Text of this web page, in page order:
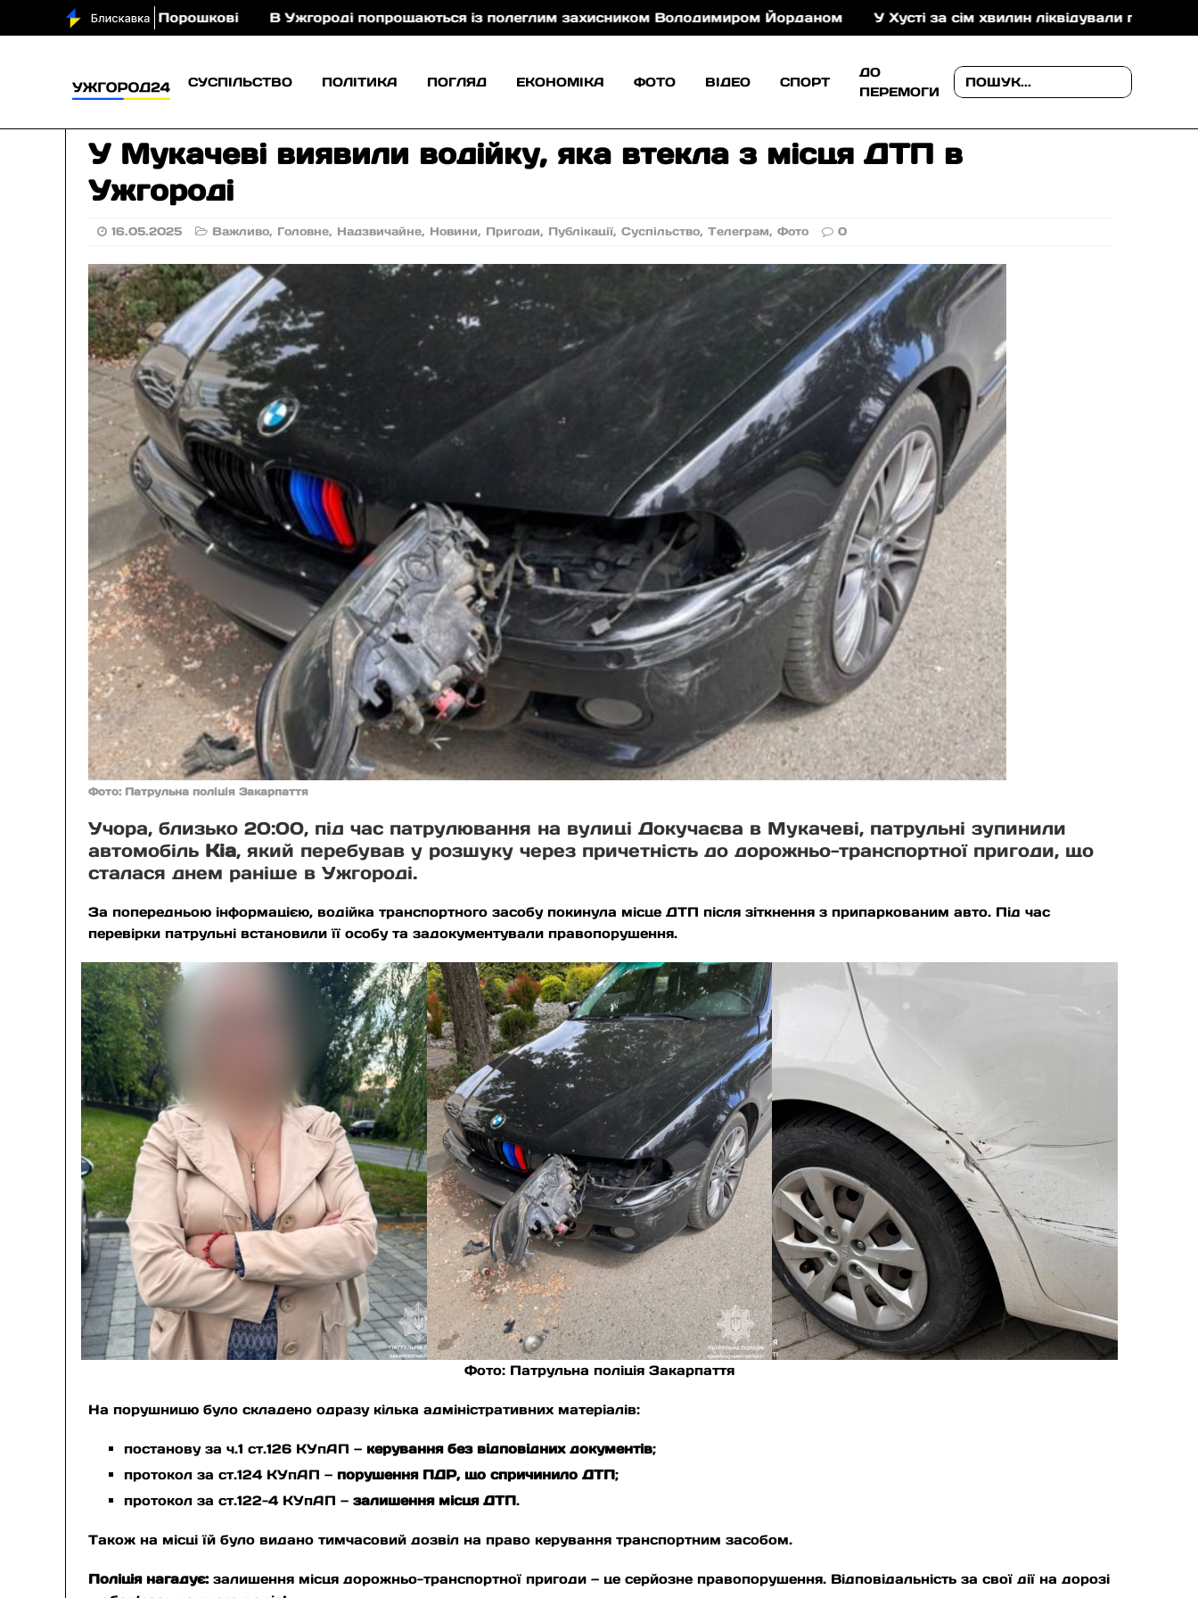
у Порошкові В Ужгороді попрощаються із полеглим захисником Володимиром Йорданом У Хусті за сім хвилин ліквідували пожежу в складській
СУСПІЛЬСТВО ПОЛІТИКА ПОГЛЯД ЕКОНОМІКА ФОТО ВІДЕО СПОРТ
ДО
ПЕРЕМОГИ
У Мукачеві виявили водійку, яка втекла з місця ДТП в
Ужгороді
16.05.2025 Важливо, Головне, Надзвичайне, Новини, Пригоди, Публікації,Суспільство,Телеграм,Фото 0
Фото: Патрульна поліція Закарпаття
Учора, близько 20:00, під час патрулювання на вулиці Докучаєва в Мукачеві, патрульні зупинили
автомобіль Kia, який перебував у розшуку через причетність до дорожньо-транспортної пригоди, що
сталася днем раніше в Ужгороді.
За попередньою інформацією, водійка транспортного засобу покинула місце ДТП після зіткнення з припаркованим авто. Під час
перевірки патрульні встановили її особу та задокументували правопорушення.
Фото: Патрульна поліція Закарпаття
На порушницю було складено одразу кілька адміністративних матеріалів:
постанову за ч.1 ст.126 КУпАП —керування без відповідних документів;
протокол за ст.124 КУпАП —порушення ПДР, що спричинило ДТП;
протокол за ст.122-4 КУпАП —залишення місця ДТП.
Також на місці їй було видано тимчасовий дозвіл на право керування транспортним засобом.
Поліція нагадує:залишення місця дорожньо-транспортної пригоди — це серйозне правопорушення. Відповідальність за свої дії на дорозі